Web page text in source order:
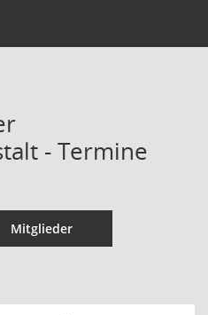
- Termine
Mitglieder